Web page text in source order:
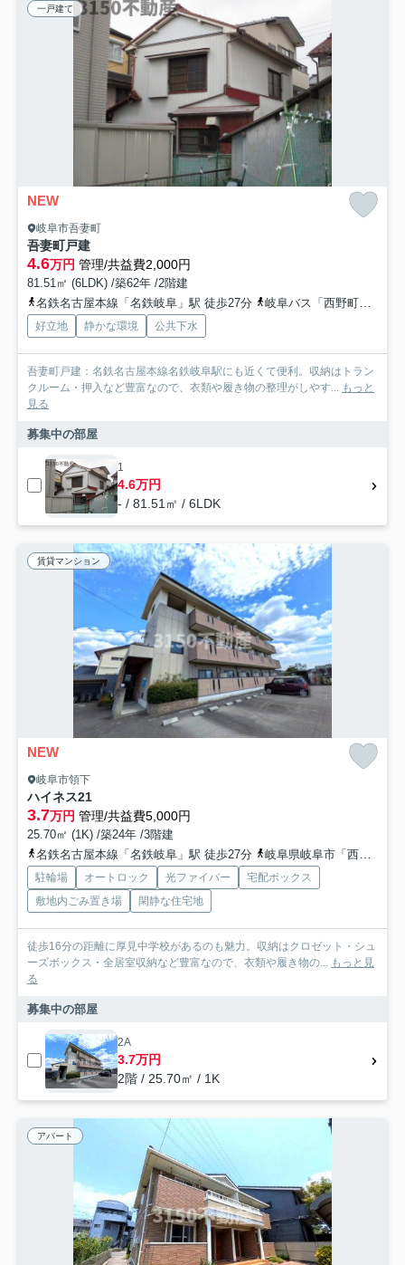
一戸建て
NEW
岐阜市吾妻町
吾妻町戸建
4.6万円 管理/共益費2,000円
81.51㎡ (6LDK) /築62年 /2階建
名鉄名古屋本線「名鉄岐阜」駅 徒歩27分
岐阜バス「西野町（バス）」バス停下車 徒歩4分
好立地 静かな環境 公共下水
吾妻町戸建：名鉄名古屋本線名鉄岐阜駅にも近くて便利。収納はトラン
クルーム・押入など豊富なので、衣類や履き物の整理がしやす...
もっと
見る
募集中の部屋
1
4.6万円
- / 81.51㎡ / 6LDK
賃貸マンション
NEW
岐阜市領下
ハイネス21
3.7万円 管理/共益費5,000円
25.70㎡ (1K) /築24年 /3階建
名鉄名古屋本線「名鉄岐阜」駅 徒歩27分
岐阜県岐阜市「西領下」バス停下車 徒歩7分
駐輪場 オートロック 光ファイバー
宅配ボックス
敷地内ごみ置き場
閑静な住宅地
徒歩16分の距離に厚見中学校があるのも魅力。収納はクロゼット・シュ
ーズボックス・全居室収納など豊富なので、衣類や履き物の...
もっと見
る
募集中の部屋
2A
3.7万円
2階 / 25.70㎡ / 1K
アパート